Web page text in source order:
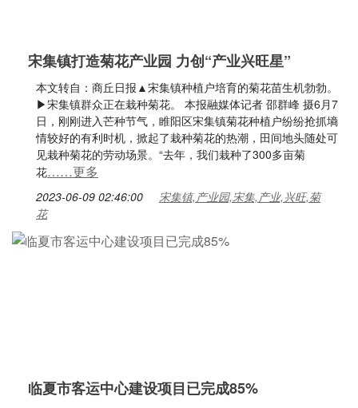
宋集镇打造菊花产业园 力创“产业兴旺星”
本文转自：商丘日报▲宋集镇种植户培育的菊花苗生机勃勃。
▶宋集镇群众正在栽种菊花。 本报融媒体记者 邵群峰 摄6月7
日，刚刚进入芒种节气，睢阳区宋集镇菊花种植户纷纷抢抓墒
情较好的有利时机，掀起了栽种菊花的热潮，田间地头随处可
见栽种菊花的劳动场景。“去年，我们栽种了300多亩菊
花……更多
2023-06-09 02:46:00
宋集镇,产业园,宋集,产业,兴旺,菊
花
临夏市客运中心建设项目已完成85%